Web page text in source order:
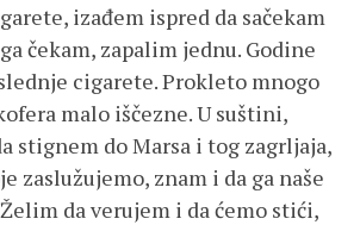
izađem ispred da sačekam
čekam, zapalim jednu. Godine
cigarete. Prokleto mnogo
malo iščezne. U suštini,
stignem do Marsa i tog zagrljaja,
zaslužujemo, znam i da ga naše
da verujem i da ćemo stići,